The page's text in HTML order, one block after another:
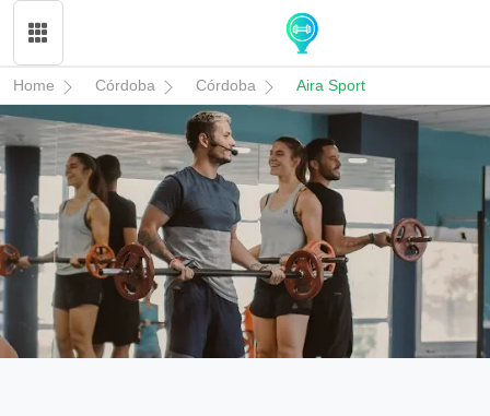
Home Córdoba Córdoba Aira Sport